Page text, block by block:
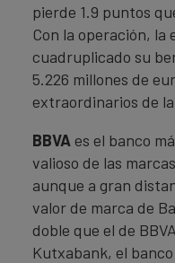
pierde 1.9 puntos
Con la operación,
cuadruplicado su
5.226 millones de
extraordinarios de
BBVA es el banco
valioso de las
aunque a gran
valor de marca de
doble que el de
Kutxabank, el